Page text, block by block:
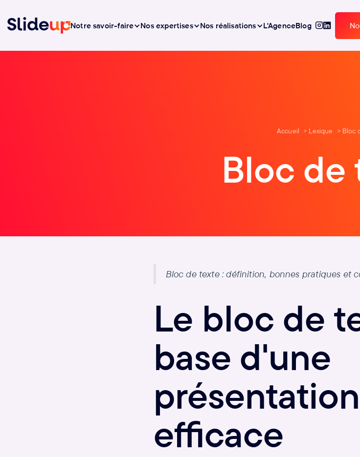
Notre savoir-faire Nos expertises Nos réalisations L'AgenceBlog
Accueil Lexique Bloc
Bloc de
Bloc de texte : définition, bonnes pratiques et
Le bloc de
base d'une
efficace